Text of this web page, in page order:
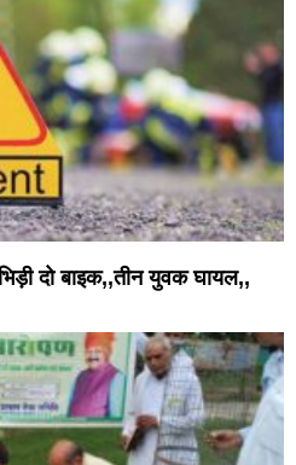
दो बाइक,,तीन युवक घायल,,